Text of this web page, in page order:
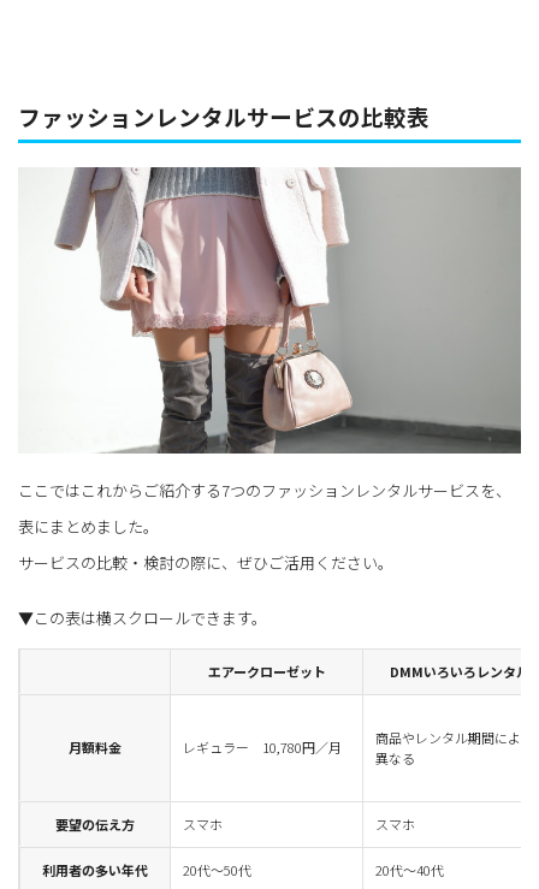
ファッションレンタルサービスの比較表
ここではこれからご紹介する7つのファッションレンタルサービスを、
表にまとめました。
サービスの比較・検討の際に、ぜひご活用ください。
エアークローゼット DMMいろいろレンタル
月額料金 レギュラー 10,780円／月
商品やレンタル期間により
異なる
要望の伝え方 スマホ スマホ
利用者の多い年代 20代～50代 20代～40代